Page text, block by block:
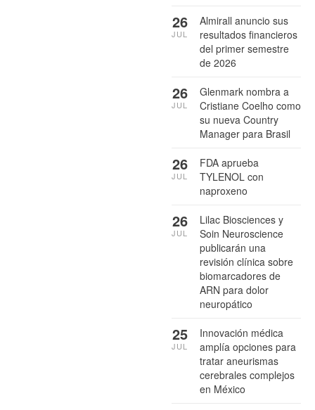
Almirall anuncio sus
resultados financieros
del primer semestre
de 2026
26
JUL
Glenmark nombra a
Cristiane Coelho como
su nueva Country
Manager para Brasil
26
JUL
FDA aprueba
TYLENOL con
naproxeno
26
JUL
Lilac Biosciences y
Soin Neuroscience
publicarán una
revisión clínica sobre
biomarcadores de
ARN para dolor
neuropático
26
JUL
Innovación médica
amplía opciones para
tratar aneurismas
cerebrales complejos
en México
25
JUL